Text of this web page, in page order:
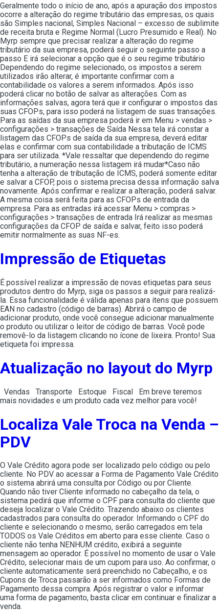
Geralmente todo o início de ano, após a apuração dos impostos
ocorre a alteração do regime tributário das empresas, os quais
são Simples nacional, Simples Nacional – excesso de sublimite
de receita bruta e Regime Normal (Lucro Presumido e Real). No
Myrp sempre que precisar realizar a alteração do regime
tributário da sua empresa, poderá seguir o seguinte passo a
passo E irá selecionar a opção que é o seu regime tributário
Dependendo do regime selecionado, os impostos a serem
utilizados irão alterar, é importante confirmar com a
contabilidade os valores a serem informados. Após isso
poderá clicar no botão de salvar as alterações. Com as
informações salvas, agora terá que ir configurar o impostos das
suas CFOPs, para isso poderá na listagem de suas transações.
Para as saídas da sua empresa poderá ir em Menu > vendas >
configurações > transações de Saída Nessa tela irá constar a
listagem das CFOPs de saída da sua empresa, deverá editar
elas e confirmar com sua contabilidade a tributação de ICMS
para ser utilizada. *Vale ressaltar que dependendo do regime
tributário, a numeração nessa listagem irá mudar*Caso não
tenha a alteração de tributação de ICMS, poderá somente editar
e salvar a CFOP, pois o sistema precisa dessa informação salva
novamente. Após confirmar e realizar a alteração, poderá salvar.
A mesma coisa será feita para as CFOPs de entrada da
empresa. Para as entradas irá acessar Menu > compras >
configurações > transações de entrada Irá realizar as mesmas
configurações da CFOP de saída e salvar, feito isso poderá
emitir normalmente as suas NF-es.
Impressão de Etiquetas
É possível realizar a impressão de novas etiquetas para seus
produtos dentro do Myrp, siga os passos a seguir para realizá-
la. Essa funcionalidade é válida apenas para itens que possuem
EAN no cadastro (código de barras). Abrirá o campo de
adicionar produto, onde você consegue adicionar manualmente
o produto ou utilizar o leitor de código de barras. Você pode
removê-lo da listagem clicando no ícone de lixeira. Pronto! Sua
etiqueta foi impressa.
Atualização no layout do Myrp
Vendas Transporte Estoque Fiscal Em breve teremos
mais novidades e um produto cada vez melhor para você!
Localiza Vale Troca na Venda –
PDV
O Vale Crédito agora pode ser localizado pelo código ou pelo
cliente. No PDV ao acessar a Forma de Pagamento Vale Crédito
o sistema abrirá uma consulta por Código ou por Cliente.
Quando não tiver Cliente informado no cabeçalho da tela, o
sistema pedirá que informe o CPF para consulta do cliente que
deseja localizar o Vale Crédito. Trazendo abaixo os clientes
cadastrados para consulta do operador. Informando o CPF do
cliente e selecionando o mesmo, serão carregados em tela
TODOS os Vale Créditos em aberto para esse cliente. Caso o
cliente não tenha NENHUM crédito, exibirá a seguinte
mensagem ao operador. É possível no momento de usar o Vale
Crédito, selecionar mais de um cupom para uso. Ao confirmar, o
cliente automaticamente será preenchido no Cabeçalho, e os
Cupons de Troca passarão a ser informados como Formas de
Pagamento dessa compra. Após registrar o valor e informar
uma forma de pagamento, basta clicar em continuar e finalizar a
venda.